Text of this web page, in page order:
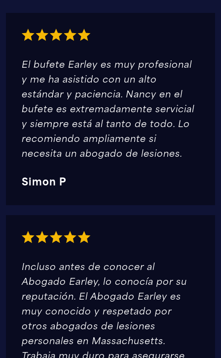
El bufete Earley es muy profesional
y me ha asistido con un alto
estándar y paciencia. Nancy en el
bufete es extremadamente servicial
y siempre está al tanto de todo. Lo
recomiendo ampliamente si
necesita un abogado de lesiones.
Simon P
Incluso antes de conocer al
Abogado Earley, lo conocía por su
reputación. El Abogado Earley es
muy conocido y respetado por
otros abogados de lesiones
personales en Massachusetts.
Trabaja muy duro para asegurarse